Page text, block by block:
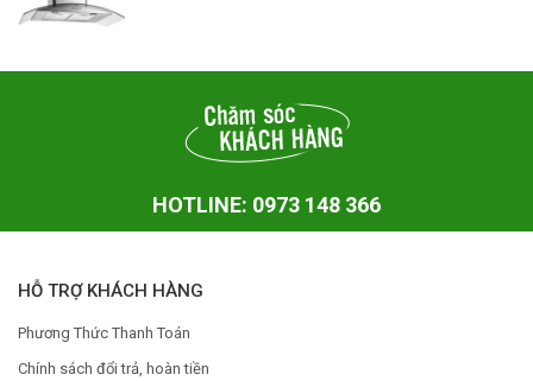
HOTLINE: 0973 148 366
HỖ TRỢ KHÁCH HÀNG
Phương Thức Thanh Toán
Chính sách đổi trả, hoàn tiền